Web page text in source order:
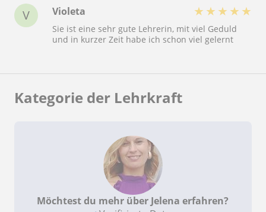
V Violeta ★ ★ ★ ★ ★
Sie ist eine sehr gute Lehrerin, mit viel Geduld
und in kurzer Zeit habe ich schon viel gelernt
Kategorie der Lehrkraft
Möchtest du mehr über Jelena erfahren?